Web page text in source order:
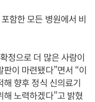
함한 모든 병원에서 비
정으로 더 많은 사람이
이 마련됐다”면서 “이
향후 정식 신의료기
노력하겠다”고 밝혔